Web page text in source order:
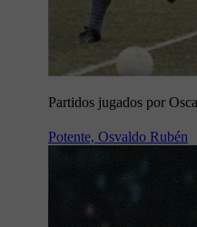
Partidos jugados por
Potente, Osvaldo Rubén